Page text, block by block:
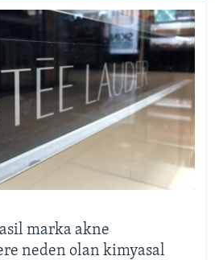
marka akne
neden olan kimyasal